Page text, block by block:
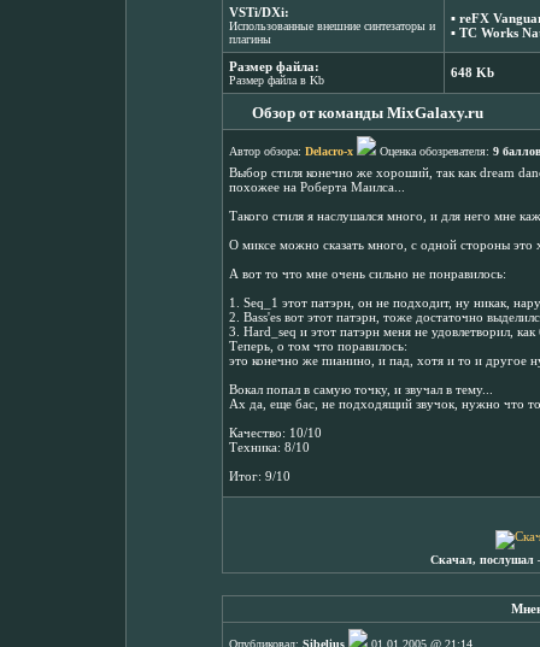
VSTi/DXi:
Использованные внешние синтезаторы и
плагины
▪ reFX
▪ TC Works
Размер файла:
Размер файла в Kb
648 Kb
Обзор от команды MixGalaxy.ru
Автор обзора: Delacro-x Оценка обозревателя: 9 баллов
Выбор стиля конечно же хороший, так как dream
похожее на Роберта Маилса...
Такого стиля я наслушался много, и для него мне
О миксе можно сказать много, с одной стороны
А вот то что мне очень сильно не понравилось:
1. Seq_1 этот патэрн, он не подходит, ну никак,
2. Bass'es вот этот патэрн, тоже достаточно
3. Hard_seq и этот патэрн меня не удовлетворил,
Теперь, о том что поравилось:
это конечно же пианино, и пад, хотя и то и другое
Вокал попал в самую точку, и звучал в тему...
Ах да, еще бас, не подходящий звучок, нужно что
Качество: 10/10
Техника: 8/10
Итог: 9/10
Скачал, послушал
Опубликовал: Sibelius
01.01.2005 @ 21:14